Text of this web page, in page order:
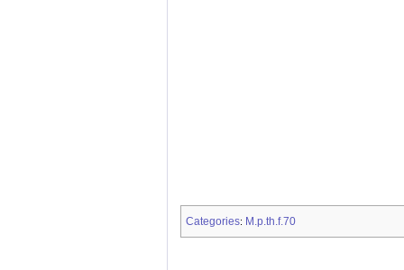
Categories: M.p.th.f.70